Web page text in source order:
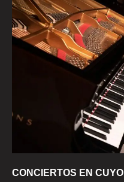
CONCIERTOS EN CUYO